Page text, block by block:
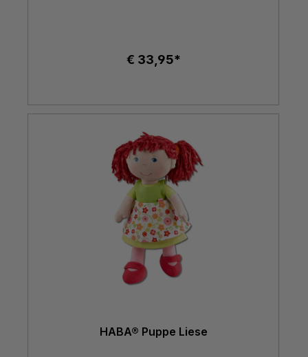
€ 33,95*
HABA® Puppe Liese